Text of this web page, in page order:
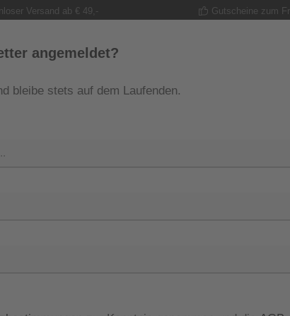
Versand ab € 49,- Gutscheine zum
angemeldet?
bleibe stets auf dem Laufenden.